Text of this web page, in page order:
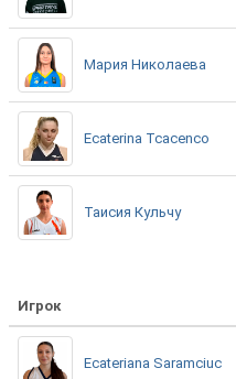
Мария Николаева
Ecaterina Tcacenco
Таисия Кульчу
Игрок
Ecateriana Saramciuc